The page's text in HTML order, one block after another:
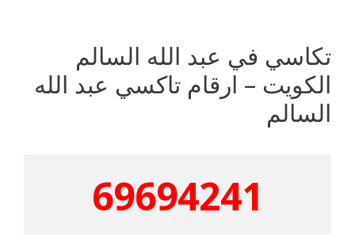
تكاسي في عبد الله السالم
الكويت – ارقام تاكسي عبد الله
السالم
69694241